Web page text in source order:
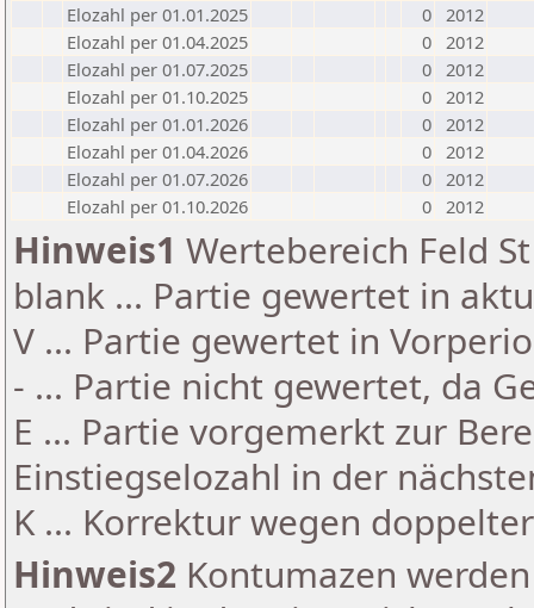
Elozahl per 01.01.2025
0 2012
Elozahl per 01.04.2025
0 2012
Elozahl per 01.07.2025
0 2012
Elozahl per 01.10.2025
0 2012
Elozahl per 01.01.2026
0 2012
Elozahl per 01.04.2026
0 2012
Elozahl per 01.07.2026
0 2012
Elozahl per 01.10.2026
0 2012
Hinweis1 Wertebereich Feld
blank ... Partie gewertet in
V ... Partie gewertet in
- ... Partie nicht gewertet, da
E ... Partie vorgemerkt zur
Einstiegselozahl in der
K ... Korrektur wegen
Hinweis2 Kontumazen